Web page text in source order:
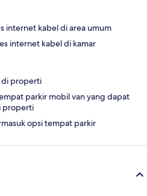
internet kabel di area umum
internet kabel di kamar
di properti
parkir mobil van yang dapat
properti
opsi tempat parkir